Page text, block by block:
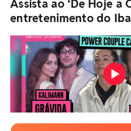
Assista ao ‘De Hoje a
entretenimento do